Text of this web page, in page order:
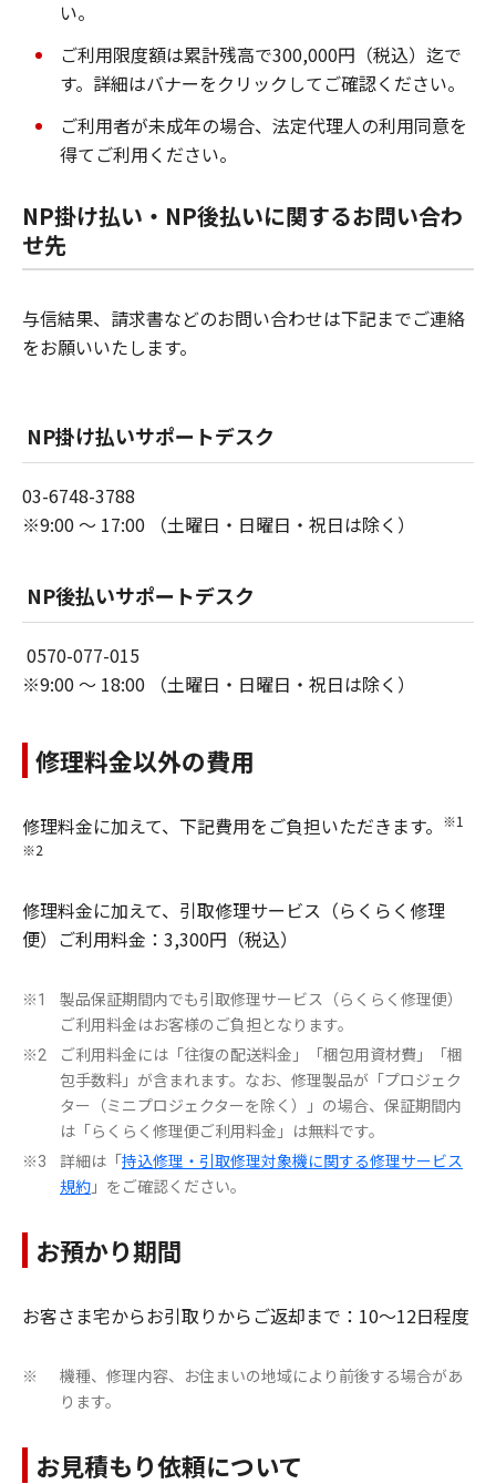
い。
ご利用限度額は累計残高で300,000円（税込）迄で
す。詳細はバナーをクリックしてご確認ください。
ご利用者が未成年の場合、法定代理人の利用同意を
得てご利用ください。
NP掛け払い・NP後払いに関するお問い合わ
せ先
与信結果、請求書などのお問い合わせは下記までご連絡
をお願いいたします。
NP掛け払いサポートデスク
03-6748-3788
※9:00 〜 17:00 （土曜日・日曜日・祝日は除く）
NP後払いサポートデスク
0570-077-015
※9:00 〜 18:00 （土曜日・日曜日・祝日は除く）
修理料金以外の費用
修理料金に加えて、下記費用をご負担いただきます。
※1
※2
修理料金に加えて、引取修理サービス（らくらく修理
便）ご利用料金：3,300円（税込）
※1
製品保証期間内でも引取修理サービス（らくらく修理便）
ご利用料金はお客様のご負担となります。
※2
ご利用料金には「往復の配送料金」「梱包用資材費」「梱
包手数料」が含まれます。なお、修理製品が「プロジェク
ター（ミニプロジェクターを除く）」の場合、保証期間内
は「らくらく修理便ご利用料金」は無料です。
※3 詳細は「持込修理・引取修理対象機に関する修理サービス
規約 」をご確認ください。
お預かり期間
お客さま宅からお引取りからご返却まで：10～12日程度
※
機種、修理内容、お住まいの地域により前後する場合があ
ります。
お見積もり依頼について